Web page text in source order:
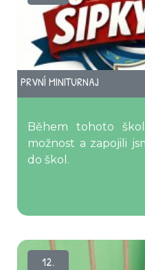
PRVNÍ MINITURNAJ
Během tohoto
možnost a zapojili
do škol.
12.